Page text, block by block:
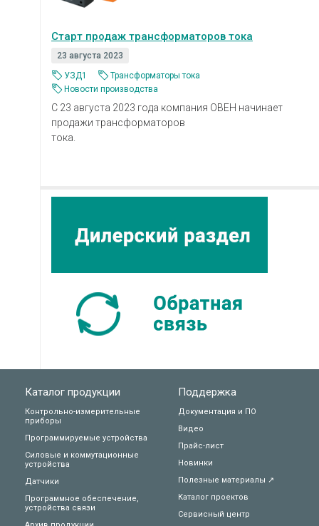
Старт продаж трансформаторов тока
23 августа 2023
УЗД1
Трансформаторы тока
Новости производства
С 23 августа 2023 года компания ОВЕН начинает
продажи трансформаторов
тока.
Каталог продукции
Контрольно-измерительные
приборы
Программируемые устройства
Силовые и коммутационные
устройства
Датчики
Программное обеспечение,
устройства связи
Поддержка
Документация и ПО
Видео
Прайс-лист
Новинки
Полезные материалы ↗
Каталог проектов
Сервисный центр